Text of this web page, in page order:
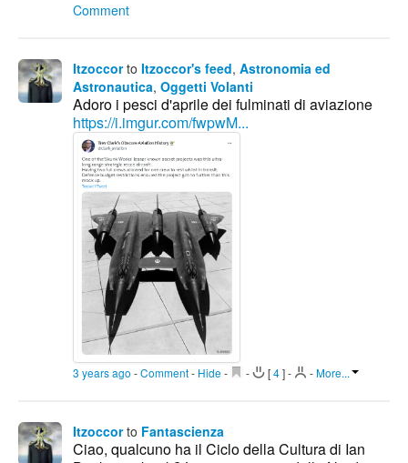
Comment
Itzoccor to Itzoccor's feed, Astronomia ed
Astronautica, Oggetti Volanti
Adoro i pesci d'aprile dei fulminati di aviazione
https://i.imgur.com/fwpwM...
3 years ago -Comment- Hide - - [4]- -More...
Itzoccor to Fantascienza
Ciao, qualcuno ha il Ciclo della Cultura di Ian